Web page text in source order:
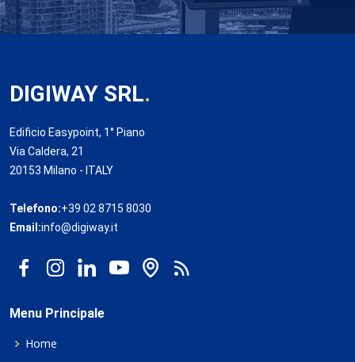
DIGIWAY SRL.
Edificio Easypoint, 1° Piano
Via Caldera, 21
20153 Milano - ITALY
Telefono:+39 02 8715 8030
Email:info@digiway.it
Menu Principale
Home